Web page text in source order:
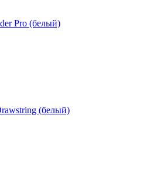
Pro (белый)
(белый)